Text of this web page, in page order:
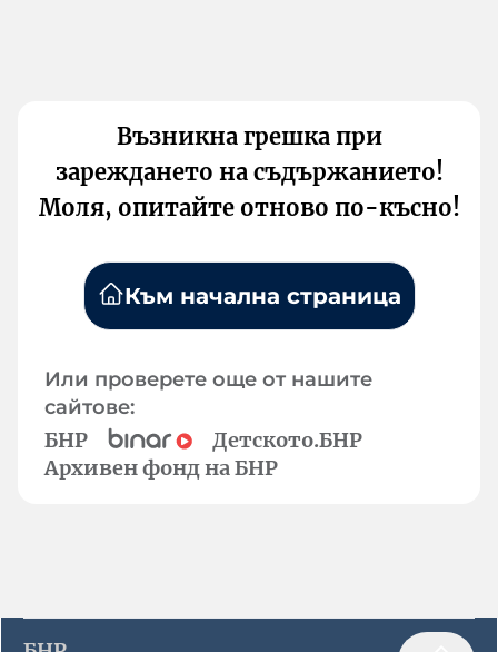
Възникна грешка при
зареждането на съдържанието!
Моля, опитайте отново по-късно!
Към начална страница
Или проверете още от нашите
сайтове:
БНР
Детското.БНР
Архивен фонд на БНР